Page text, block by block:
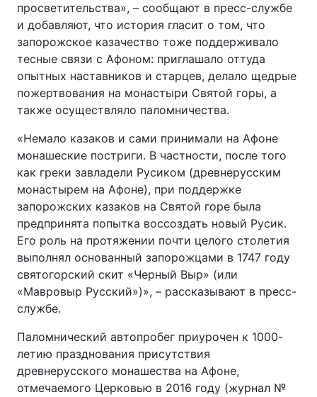
просветительства», – сообщают в пресс-службе
и добавляют, что история гласит о том, что
запорожское казачество тоже поддерживало
тесные связи с Афоном: приглашало оттуда
опытных наставников и старцев, делало щедрые
пожертвования на монастыри Святой горы, а
также осуществляло паломничества.
«Немало казаков и сами принимали на Афоне
монашеские постриги. В частности, после того
как греки завладели Русиком (древнерусским
монастырем на Афоне), при поддержке
запорожских казаков на Святой горе была
предпринята попытка воссоздать новый Русик.
Его роль на протяжении почти целого столетия
выполнял основанный запорожцами в 1747 году
святогорский скит «Черный Выр» (или
«Мавровыр Русский»)», – рассказывают в пресс-
службе.
Паломнический автопробег приурочен к 1000-
летию празднования присутствия
древнерусского монашества на Афоне,
отмечаемого Церковью в 2016 году (журнал №